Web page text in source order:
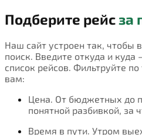
Подберите рейсза
Наш сайт устроен так, чтобы
поиск. Введите откуда и
список рейсов. Фильтруйте
вам:
Цена. От бюджетных до
понятной разбивкой, за
Время в пути. Утром